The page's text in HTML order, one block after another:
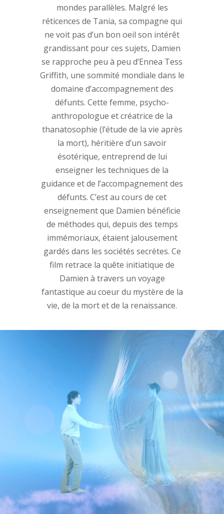
mondes parallèles. Malgré les
réticences de Tania, sa compagne qui
ne voit pas d’un bon oeil son intérêt
grandissant pour ces sujets, Damien
se rapproche peu à peu d’Ennea Tess
Griffith, une sommité mondiale dans le
domaine d’accompagnement des
défunts. Cette femme, psycho-
anthropologue et créatrice de la
thanatosophie (l’étude de la vie après
la mort), héritière d’un savoir
ésotérique, entreprend de lui
enseigner les techniques de la
guidance et de l’accompagnement des
défunts. C’est au cours de cet
enseignement que Damien bénéficie
de méthodes qui, depuis des temps
immémoriaux, étaient jalousement
gardés dans les sociétés secrètes. Ce
film retrace la quête initiatique de
Damien à travers un voyage
fantastique au coeur du mystère de la
vie, de la mort et de la renaissance.